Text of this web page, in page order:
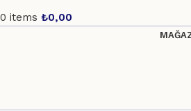
0 items ₺0,00